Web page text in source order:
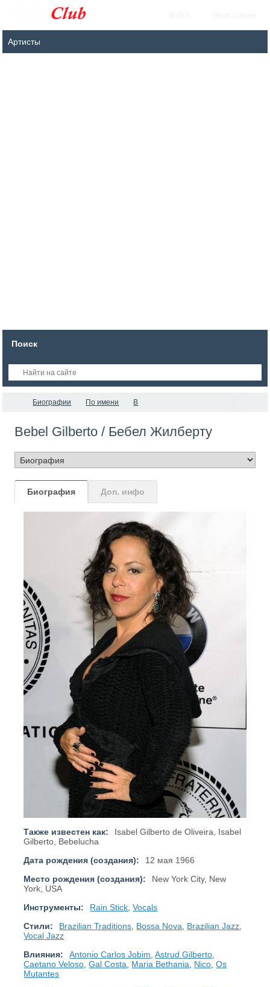
Поиск
Биографии По имени B
Bebel Gilberto / Бебел Жилберту
Биография Доп. инфо
Также известен как:
Isabel Gilberto de Oliveira, Isabel
Gilberto, Bebelucha
Дата рождения (создания):
12 мая 1966
Место рождения (создания):
New York City, New
York, USA
Инструменты:
Rain Stick,Vocals
Стили:
Brazilian Traditions, Bossa Nova, Brazilian Jazz,
Vocal Jazz
Влияния:
Antonio Carlos Jobim,Astrud Gilberto,
Caetano Veloso,Gal Costa, Maria Bethania, Nico,Os
Mutantes